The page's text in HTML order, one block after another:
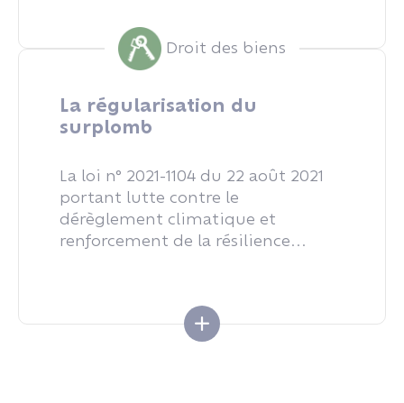
Droit des biens
La régularisation du
surplomb
La loi n° 2021-1104 du 22 août 2021
portant lutte contre le
dérèglement climatique et
renforcement de la résilience...